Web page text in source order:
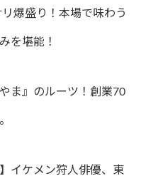
爆盛り！本場で味わう
を堪能！
ま』のルーツ！創業70
イケメン狩人俳優、東